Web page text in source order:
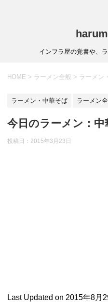
インフラ屋の覚書や、
HOME > ラーメン全般 > ラーメン
ラーメン・中華そば ラーメン
今日のラーメン：
投稿日：2015年3月23日
Last Updated on 2015年8月